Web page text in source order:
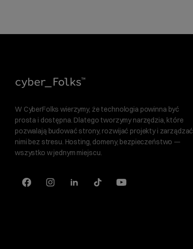
W CyberFolks wierzymy, że technologia powinna być
prosta i dostępna. Dlatego tworzymy narzędzia, które
pozwalają budować strony, rozwijać projekty i zarządzać
nimi bez stresu. Hosting, domeny, bezpieczeństwo —
wszystko w jednym miejscu.